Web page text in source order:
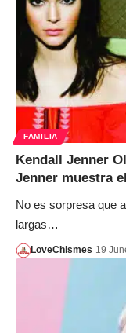
FAMILIA
Kendall Jenner
Jenner muestra
No es sorpresa que
largas…
LoveChismes 19